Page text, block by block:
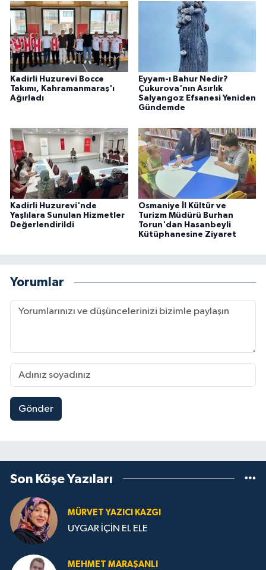
Kadirli Huzurevi Bocce
Takımı, Kahramanmaraş'ı
Ağırladı
Eyyam-ı Bahur Nedir?
Çukurova'nın Asırlık
Salyangoz Efsanesi Yeniden
Gündemde
Kadirli Huzurevi'nde
Yaşlılara Sunulan Hizmetler
Değerlendirildi
Osmaniye İl Kültür ve
Turizm Müdürü Burhan
Torun'dan Hasanbeyli
Kütüphanesine Ziyaret
Yorumlar
Gönder
Son Köşe Yazıları
MÜRVET YAZICI KAZGI
UYGAR İÇİN EL ELE
MEHMET MARAŞANLI